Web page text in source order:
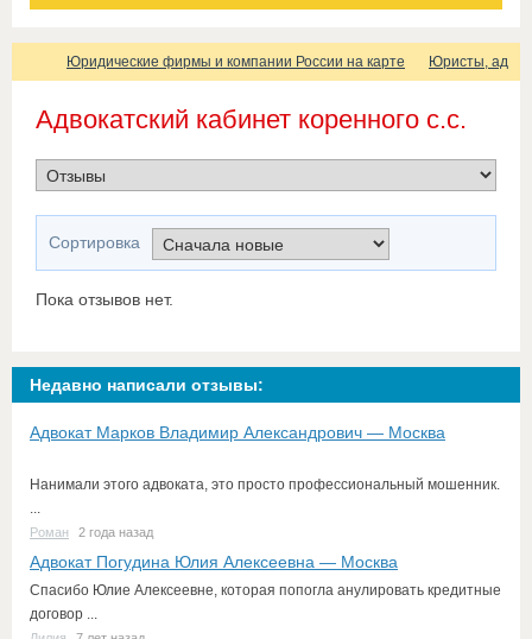
Юридические фирмы и компании России на карте Юристы,
Адвокатский кабинет коренного с.с.
Сортировка
Пока отзывов нет.
Недавно написали отзывы:
Адвокат Марков Владимир Александрович — Москва
Нанимали этого адвоката, это просто профессиональный мошенник.
...
Роман 2 года назад
Адвокат Погудина Юлия Алексеевна — Москва
Спасибо Юлие Алексеевне, которая попогла анулировать кредитные
договор ...